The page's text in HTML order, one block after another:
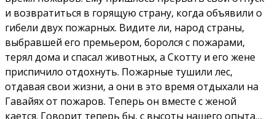
и возвратиться в горящую страну, когда объявили о
гибели двух пожарных. Видите ли, народ страны,
выбравшей его премьером, боролся с пожарами,
терял дома и спасал животных, а Скотту и его жене
приспичило отдохнуть. Пожарные тушили лес,
отдавая свои жизни, а они в это время отдыхали на
Гавайях от пожаров. Теперь он вместе с женой
кается. Говорит теперь бы, с высоты нашего опыта…